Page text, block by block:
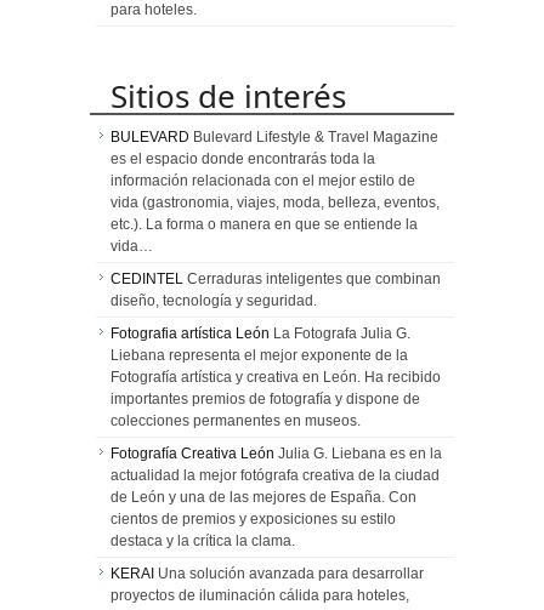
para hoteles.
Sitios de interés
BULEVARD Bulevard Lifestyle & Travel Magazine
es el espacio donde encontrarás toda la
información relacionada con el mejor estilo de
vida (gastronomia, viajes, moda, belleza, eventos,
etc.). La forma o manera en que se entiende la
vida…
CEDINTEL Cerraduras inteligentes que combinan
diseño, tecnología y seguridad.
Fotografia artística León La Fotografa Julia G.
Liebana representa el mejor exponente de la
Fotografía artística y creativa en León. Ha recibido
importantes premios de fotografía y dispone de
colecciones permanentes en museos.
Fotografía Creativa León Julia G. Liebana es en la
actualidad la mejor fotógrafa creativa de la ciudad
de León y una de las mejores de España. Con
cientos de premios y exposiciones su estilo
destaca y la crítica la clama.
KERAI Una solución avanzada para desarrollar
proyectos de iluminación cálida para hoteles,